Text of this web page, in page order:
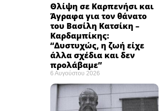
Θλίψη σε Καρπενήσι και
Άγραφα για τον θάνατο
του Βασίλη Κατσίκη –
Καρδαμπίκης:
“Δυστυχώς, η ζωή είχε
άλλα σχέδια και δεν
προλάβαμε”
6 Αυγούστου 2026